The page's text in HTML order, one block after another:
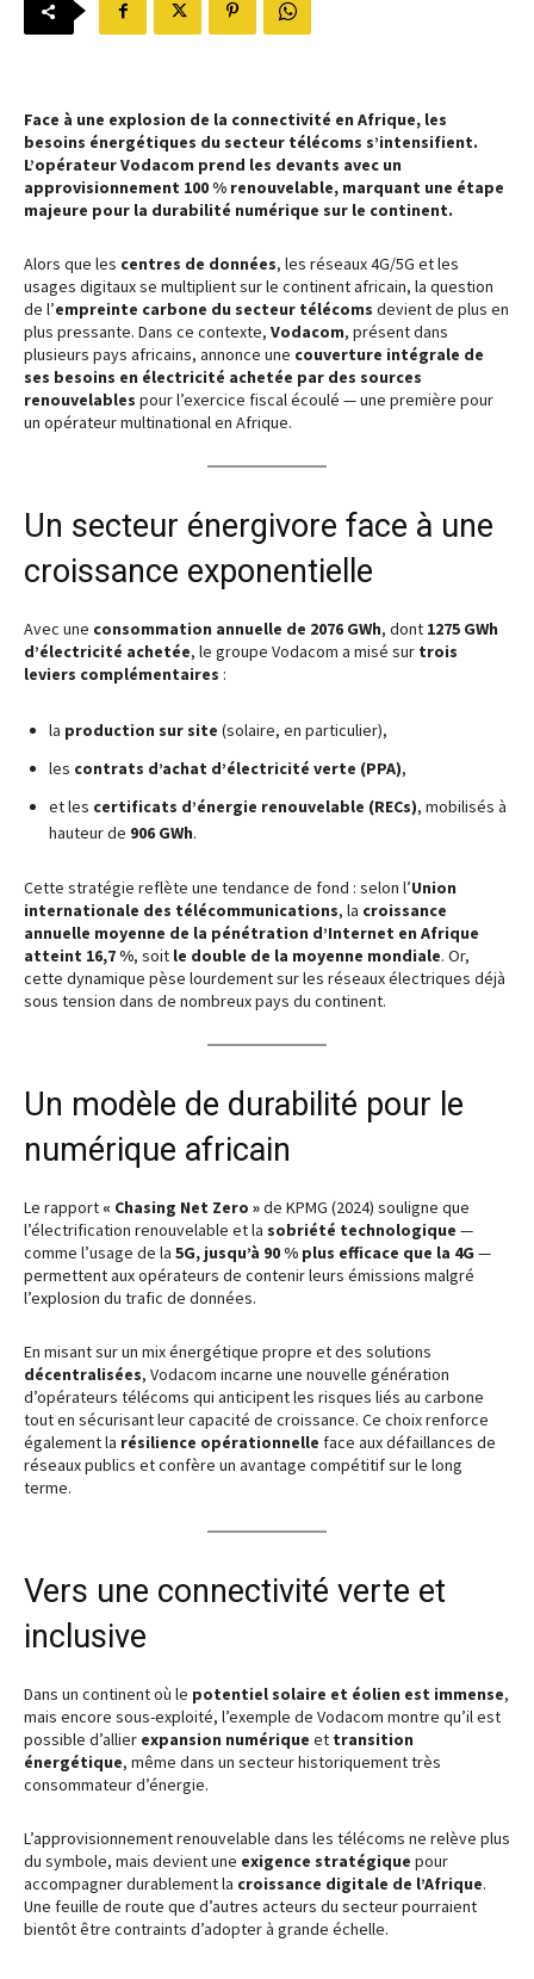
Face à une explosion de la connectivité en Afrique, les
besoins énergétiques du secteur télécoms s’intensifient.
L’opérateur Vodacom prend les devants avec un
approvisionnement 100 % renouvelable, marquant une étape
majeure pour la durabilité numérique sur le continent.
Alors que les centres de données, les réseaux 4G/5G et les
usages digitaux se multiplient sur le continent africain, la question
de l’empreinte carbone du secteur télécoms devient de plus en
plus pressante. Dans ce contexte, Vodacom, présent dans
plusieurs pays africains, annonce une couverture intégrale de
ses besoins en électricité achetée par des sources
renouvelables pour l’exercice fiscal écoulé — une première pour
un opérateur multinational en Afrique.
Un secteur énergivore face à une
croissance exponentielle
Avec une consommation annuelle de 2076 GWh, dont 1275 GWh
d’électricité achetée, le groupe Vodacom a misé sur trois
leviers complémentaires :
la production sur site (solaire, en particulier),
les contrats d’achat d’électricité verte (PPA),
et les certificats d’énergie renouvelable (RECs), mobilisés à
hauteur de 906 GWh.
Cette stratégie reflète une tendance de fond : selon l’Union
internationale des télécommunications, la croissance
annuelle moyenne de la pénétration d’Internet en Afrique
atteint 16,7 %, soit le double de la moyenne mondiale. Or,
cette dynamique pèse lourdement sur les réseaux électriques déjà
sous tension dans de nombreux pays du continent.
Un modèle de durabilité pour le
numérique africain
Le rapport « Chasing Net Zero »de KPMG (2024) souligne que
l’électrification renouvelable et la sobriété technologique —
comme l’usage de la 5G, jusqu’à 90 % plus efficace que la 4G —
permettent aux opérateurs de contenir leurs émissions malgré
l’explosion du trafic de données.
En misant sur un mix énergétique propre et des solutions
décentralisées, Vodacom incarne une nouvelle génération
d’opérateurs télécoms qui anticipent les risques liés au carbone
tout en sécurisant leur capacité de croissance. Ce choix renforce
également la résilience opérationnelle face aux défaillances de
réseaux publics et confère un avantage compétitif sur le long
terme.
Vers une connectivité verte et
inclusive
Dans un continent où le potentiel solaire et éolien est immense,
mais encore sous-exploité, l’exemple de Vodacom montre qu’il est
possible d’allier expansion numérique et transition
énergétique, même dans un secteur historiquement très
consommateur d’énergie.
L’approvisionnement renouvelable dans les télécoms ne relève plus
du symbole, mais devient une exigence stratégique pour
accompagner durablement la croissance digitale de l’Afrique.
Une feuille de route que d’autres acteurs du secteur pourraient
bientôt être contraints d’adopter à grande échelle.